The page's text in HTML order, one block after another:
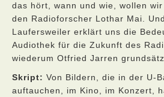
das hört, wann und wie, wollen
den Radioforscher Lothar Mai.
Laufersweiler erklärt uns die
Audiothek für die Zukunft des
wiederum Otfried Jarren
Skript: Von Bildern, die in der U-
auftauchen, im Kino, im Konzert,